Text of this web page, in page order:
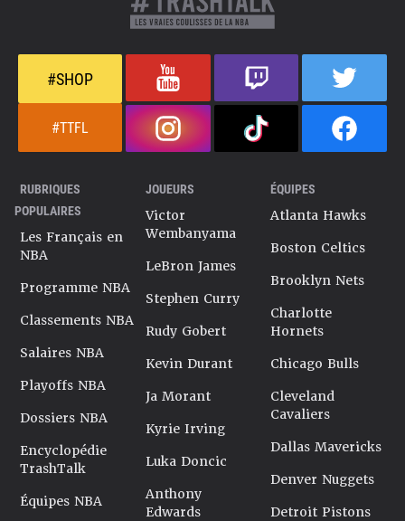
#SHOP
#TTFL
RUBRIQUES
POPULAIRES
Les Français en
NBA
Programme NBA
Classements NBA
Salaires NBA
Playoffs NBA
Dossiers NBA
Encyclopédie
TrashTalk
Équipes NBA
JOUEURS
Victor
Wembanyama
LeBron James
Stephen Curry
Rudy Gobert
Kevin Durant
Ja Morant
Kyrie Irving
Luka Doncic
Anthony
Edwards
ÉQUIPES
Atlanta Hawks
Boston Celtics
Brooklyn Nets
Charlotte
Hornets
Chicago Bulls
Cleveland
Cavaliers
Dallas Mavericks
Denver Nuggets
Detroit Pistons